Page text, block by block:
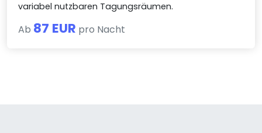
variabel nutzbaren Tagungsräumen.
Ab 87 EUR pro Nacht